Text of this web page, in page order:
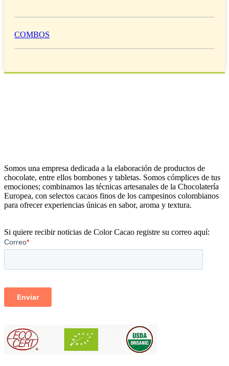
COMBOS
Somos una empresa dedicada a la elaboración de productos de
chocolate, entre ellos bombones y tabletas. Somos cómplices de tus
emociones; combinamos las técnicas artesanales de la Chocolatería
Europea, con selectos cacaos finos de los campesinos colombianos
para ofrecer experiencias únicas en sabor, aroma y textura.
Si quiere recibir noticias de Color Cacao registre su correo aquí: